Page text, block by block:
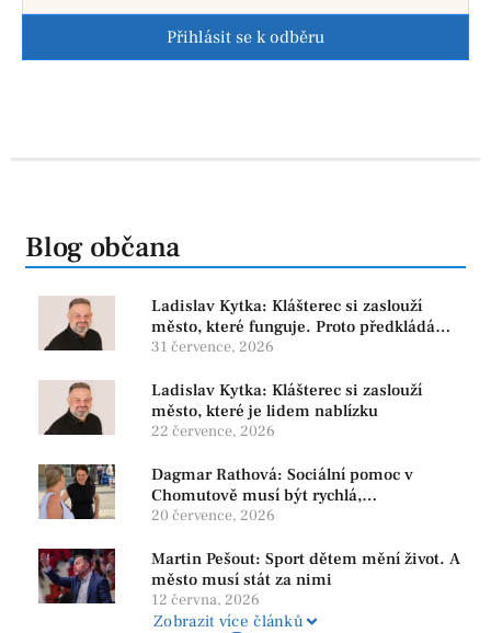
Přihlásit se k odběru
Blog občana
Ladislav Kytka: Klášterec si zaslouží
město, které funguje. Proto předkládáme
program, který řeší skutečné problémy
31 července, 2026
Ladislav Kytka: Klášterec si zaslouží
město, které je lidem nablízku
22 července, 2026
Dagmar Rathová: Sociální pomoc v
Chomutově musí být rychlá,
srozumitelná a férová. Ne udržovat lidi v
20 července, 2026
Martin Pešout: Sport dětem mění život. A
město musí stát za nimi
12 června, 2026
Zobrazit více článků